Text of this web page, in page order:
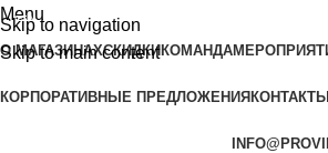
Skip to navigation
Skip to main content
Menu
О МАГАЗИНАХСКИДКИКОМАНДА
КОРПОРАТИВНЫЕ ПРЕДЛОЖЕНИЯ КОНТАКТЫ
-25%